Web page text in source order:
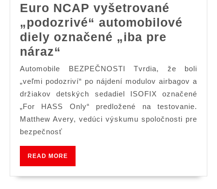
Euro NCAP vyšetrované
„podozrivé“ automobilové
diely označené „iba pre
náraz“
NCAP
vyšetrované
„podozrivé“
automobilové
diely
označené
„iba
pre
náraz“
Automobile BEZPEČNOSTI Tvrdia, že boli
„veľmi podozriví“ po nájdení modulov airbagov a
držiakov detských sedadiel ISOFIX označené
„For HASS Only“ predložené na testovanie.
Matthew Avery, vedúci výskumu spoločnosti pre
bezpečnosť
READ MORE